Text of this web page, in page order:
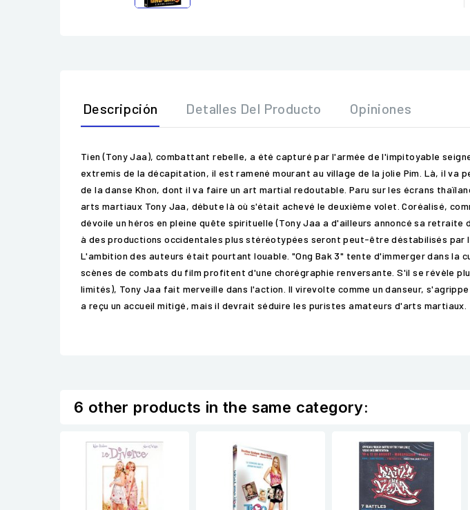
Descripción Detalles Del Producto Opiniones
Tien (Tony Jaa), combattant rebelle, a été capturé par l'armée de l'impitoyable
extremis de la décapitation, il est ramené mourant au village de la jolie Pim. Là, il
de la danse Khon, dont il va faire un art martial redoutable. Paru sur les écrans
arts martiaux Tony Jaa, débute là où s'était achevé le deuxième volet. Coréalisé,
dévoile un héros en pleine quête spirituelle (Tony Jaa a d'ailleurs annoncé sa
à des productions occidentales plus stéréotypées seront peut-être déstabilisés
L'ambition des auteurs était pourtant louable. "Ong Bak 3" tente d'immerger dans la
scènes de combats du film profitent d'une chorégraphie renversante. S'il se révèle
limités), Tony Jaa fait merveille dans l'action. Il virevolte comme un danseur,
a reçu un accueil mitigé, mais il devrait séduire les puristes amateurs d'arts martiaux.
6 other products in the same category: